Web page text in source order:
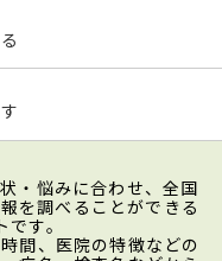
・悩みに合わせ、全国
を調べることができる
す。
間、医院の特徴などの